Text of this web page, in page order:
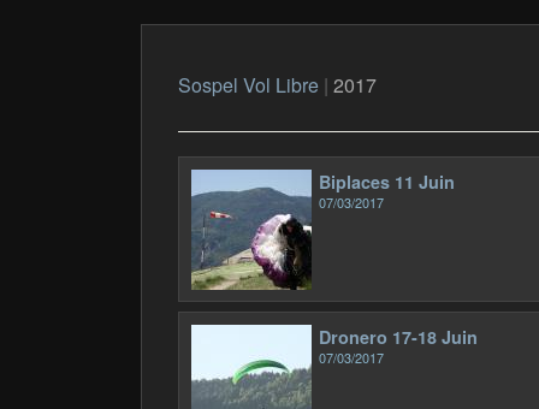
Sospel Vol Libre| 2017
Biplaces 11 Juin
07/03/2017
Dronero 17-18 Juin
07/03/2017